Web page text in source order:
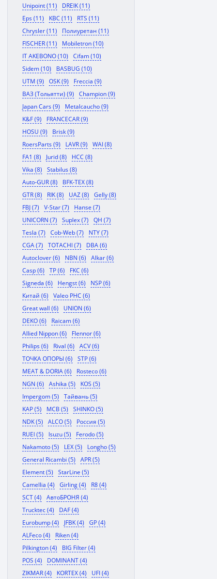
Unipoint (11)
DREIK (11)
Eps (11)
KBC (11)
RTS (11)
Chrysler (11)
Полиуретан (11)
FISCHER (11)
Mobiletron (10)
IT AKEBONO (10)
Cifam (10)
Sidem (10)
BASBUG (10)
UTM (9)
OSK (9)
Freccia (9)
ВАЗ (Тольятти) (9)
Champion (9)
Japan Cars (9)
Metalcaucho (9)
K&F (9)
FRANCECAR (9)
HOSU (9)
Brisk (9)
RoersParts (9)
LAVR (9)
WAI (8)
FA1 (8)
Jurid (8)
HCC (8)
Vika (8)
Stabilus (8)
Auto-GUR (8)
BFK-TEX (8)
GTR (8)
RIK (8) UAZ (8)
Gelly (8)
FBJ (7)
V-Star (7)
Hanse (7)
UNICORN (7)
Suplex (7)
QH (7)
Tesla (7)
Cob-Web (7)
NTY (7)
CGA (7)
TOTACHI (7)
DBA (6)
Autoclover (6)
NBN (6)
Alkar (6)
Casp (6)
TP (6)
FKC (6)
Signeda (6)
Hengst (6)
NSP (6)
Китай (6)
Valeo PHC (6)
Great wall (6)
UNION (6)
DEKO (6)
Raicam (6)
Allied Nippon (6)
Flennor (6)
Philips (6)
Rival (6)
ACV (6)
ТОЧКА ОПОРЫ (6)
STP (6)
MEAT & DORIA (6)
Rosteco (6)
NGN (6)
Ashika (5)
KOS (5)
Impergom (5)
Тайвань (5)
KAP (5)
MCB (5)
SHINKO (5)
NDK (5)
ALCO (5)
Россия (5)
RUEI (5)
Isuzu (5)
Ferodo (5)
Nakamoto (5)
LEX (5)
Longho (5)
General Ricambi (5)
APR (5)
Element (5)
StarLine (5)
Camellia (4)
Girling (4)
R8 (4)
SCT (4)
АвтоБРОНЯ (4)
Trucktec (4)
DAF (4)
Eurobump (4)
JFBK (4)
GP (4)
ALFeco (4)
Riken (4)
Pilkington (4)
BIG Filter (4)
POS (4)
DOMINANT (4)
ZIKMAR (4)
KORTEX (4)
UFI (4)